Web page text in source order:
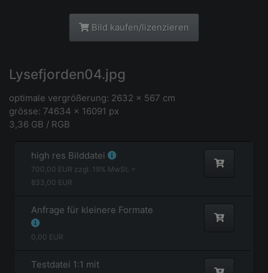
Bild kaufen/lizenzieren
Lysefjorden04.jpg
optimale vergrößerung: 2632 x 567 cm
grösse: 74634 x 16091 px
3,36 GB / RGB
high res Bilddatei
700,00 EUR zzgl. 19% MwSt. =
833,00 EUR
Anfrage für kleinere Formate
0,00 EUR
Testdatei 1:1 mit